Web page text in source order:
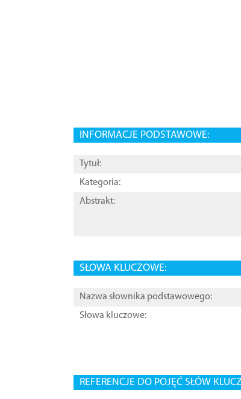
INFORMACJE PODSTAWOWE:
Tytuł:
Kategoria:
Abstrakt:
SŁOWA KLUCZOWE:
Nazwa słownika podstawowego:
Słowa kluczowe:
REFERENCJE DO POJĘĆ SŁÓW